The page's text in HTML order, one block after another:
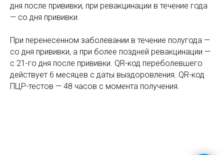
дня после прививки, при ревакцинации в течение года
— со дня прививки.
При перенесенном заболевании в течение полугода —
со дня прививки, а при более поздней ревакцинации —
с 21-го дня после прививки. QR-код переболевшего
действует 6 месяцев с даты выздоровления. QR-код
ПЦР-тестов — 48 часов с момента получения.